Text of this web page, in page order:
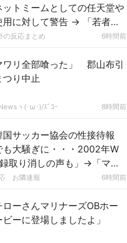
ットミームとしての任天堂や
用に対して警告 → 「若者票
んだろうな」「任天堂の法務
の反応まとめ 6時間前
ワリ全部喰った」 郡山布引
つり中止
ヽ(･ω･)/ｽﾞｺｰ 8時間前
サッカー協会の性接待報
も大騒ぎに・・・2002年W
取り消しの声も」→「マジ
」「2002年まで疑う価値が
蹴り飛ばすね」
お隣速報 6時間前
ーさんマリナーズOBホー
ーに登場しましたよ」